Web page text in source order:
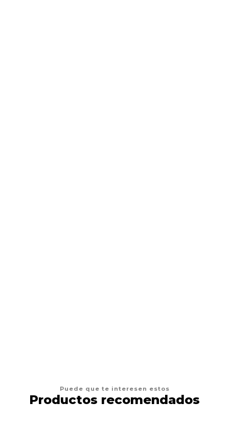
Puede que te interesen estos
Productos recomendados